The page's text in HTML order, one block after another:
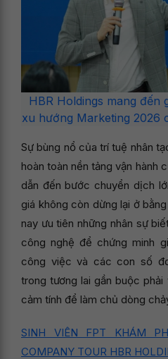
HBR Holdings mang đến
xu hướng Marketing 2026
Sự bùng nổ của trí tuệ nhân
hoàn toàn nền tảng vận hành
dẫn đến bước chuyển dịch
giá không còn dừng lại ở
nay ưu tiên những nhân sự
công nghệ để chứng minh
công việc và các con số
trong tương lai gần buộc
cảm tính để làm chủ dòng
SINH VIÊN FPT KHÁM
COMPANY TOUR HBR